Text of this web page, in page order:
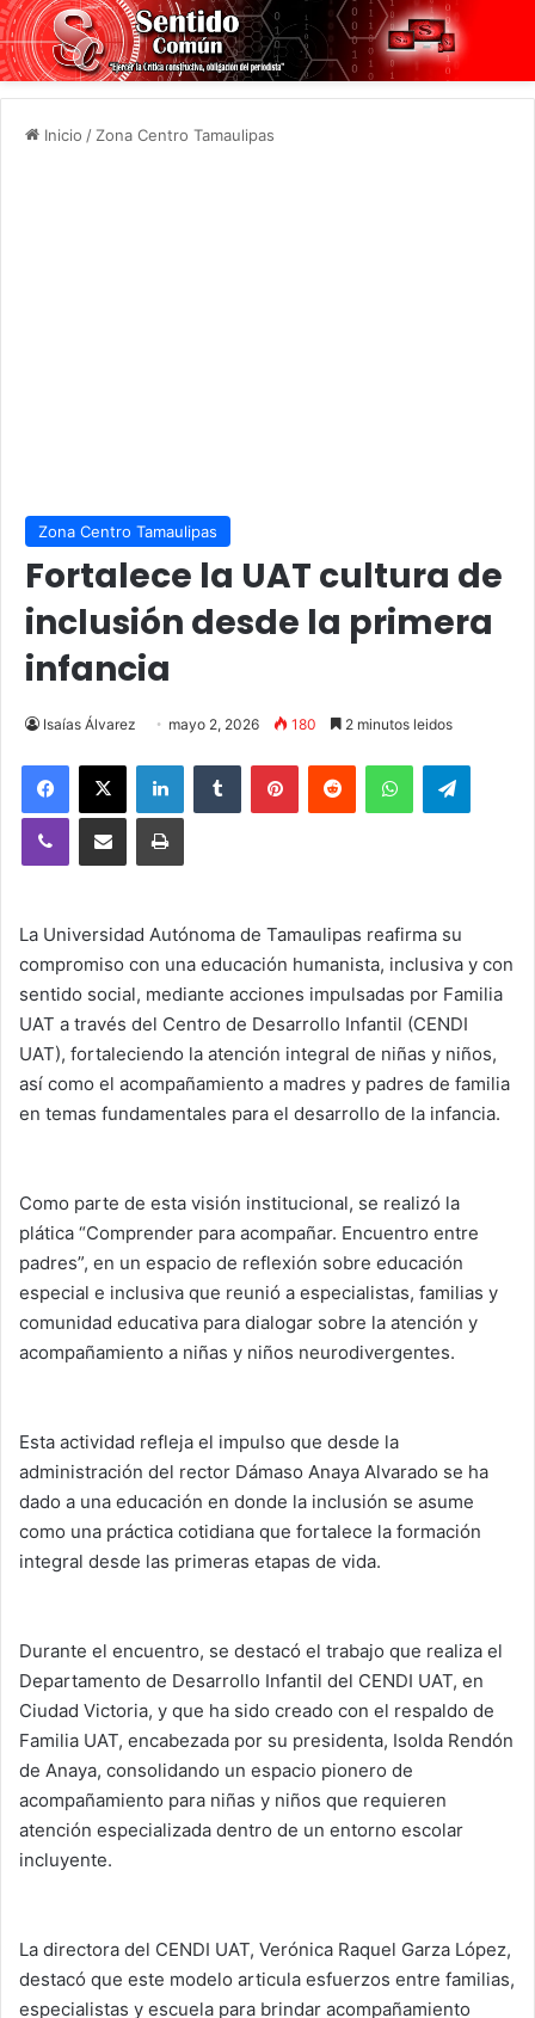
Inicio / Zona Centro Tamaulipas
Zona Centro Tamaulipas
Fortalece la UAT cultura de
inclusión desde la primera
infancia
Isaías Álvarez mayo 2, 2026 180 2 minutos leidos
Facebook
X LinkedInTumblr PinterestReddit WhatsApp
Viber Compartir vía email Imprimir
La Universidad Autónoma de Tamaulipas reafirma su
compromiso con una educación humanista, inclusiva y con
sentido social, mediante acciones impulsadas por Familia
UAT a través del Centro de Desarrollo Infantil (CENDI
UAT), fortaleciendo la atención integral de niñas y niños,
así como el acompañamiento a madres y padres de familia
en temas fundamentales para el desarrollo de la infancia.
Como parte de esta visión institucional, se realizó la
plática “Comprender para acompañar. Encuentro entre
padres”, en un espacio de reflexión sobre educación
especial e inclusiva que reunió a especialistas, familias y
comunidad educativa para dialogar sobre la atención y
acompañamiento a niñas y niños neurodivergentes.
Esta actividad refleja el impulso que desde la
administración del rector Dámaso Anaya Alvarado se ha
dado a una educación en donde la inclusión se asume
como una práctica cotidiana que fortalece la formación
integral desde las primeras etapas de vida.
Durante el encuentro, se destacó el trabajo que realiza el
Departamento de Desarrollo Infantil del CENDI UAT, en
Ciudad Victoria, y que ha sido creado con el respaldo de
Familia UAT, encabezada por su presidenta, Isolda Rendón
de Anaya, consolidando un espacio pionero de
acompañamiento para niñas y niños que requieren
atención especializada dentro de un entorno escolar
incluyente.
La directora del CENDI UAT, Verónica Raquel Garza López,
destacó que este modelo articula esfuerzos entre familias,
especialistas y escuela para brindar acompañamiento